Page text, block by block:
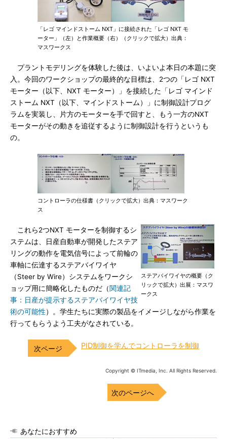
「レゴ マインドストーム NXT」に接続された「レゴ NXT モ
ーター」（左）と作業概要（右）（クリックで拡大）出典：
マスワークス
プラントモデリングを体験した後は、いよいよ本日の本題に突
入。今回のワークショップの最終的な目標は、2つの「レゴ NXT
モーター（以下、NXT モーター）」を接続した「レゴ マインド
ストーム NXT（以下、マインドストーム）」に制御設計プログ
ラムを実装し、片方のモーターを手で回すと、もう一方のNXT
モーターがその動きを追従するように制御設計を行うというも
の。
コントローラの仕様書（クリックで拡大）出典：マスワーク
ス
ステアバイワイヤの概要（ク
リックで拡大）出展：マスワ
ークス
これら2つNXT モーターを制御するシ
ステムは、日産自動車が開発したステア
リングの動作を電気信号によって前輪の
車軸に伝達するステアバイワイヤ
（Steer by Wire）システムをワークシ
ョップ用に簡略化したものだ（関連記
事：日産が提示するステアバイワイヤ技
術の可能性）。学生たちに実際の製品をイメージしながら作業を
行ってもらうよう工夫がなされている。
PID制御を学んでコントローラを制御
Copyright © ITmedia, Inc. All Rights Reserved.
次のページへ
あなたにおすすめ